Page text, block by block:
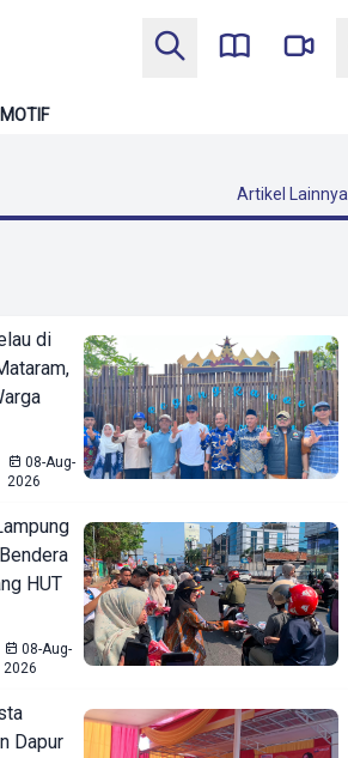
Artikel Lainnya
di
08-Aug-
2026
HUT
08-Aug-
2026
Dapur